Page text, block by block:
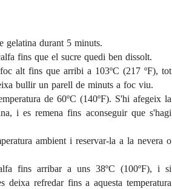
gelatina durant 5 minuts.
fins que el sucre quedi ben dissolt.
alt fins que arribi a 103ºC (217 ºF), tot
bullir un parell de minuts a foc viu.
de 60ºC (140ºF). S'hi afegeix la
i es remena fins aconseguir que s'hagi
ambient i reservar-la a la nevera o
fins arribar a uns 38ºC (100ºF), i si
deixa refredar fins a aquesta temperatura